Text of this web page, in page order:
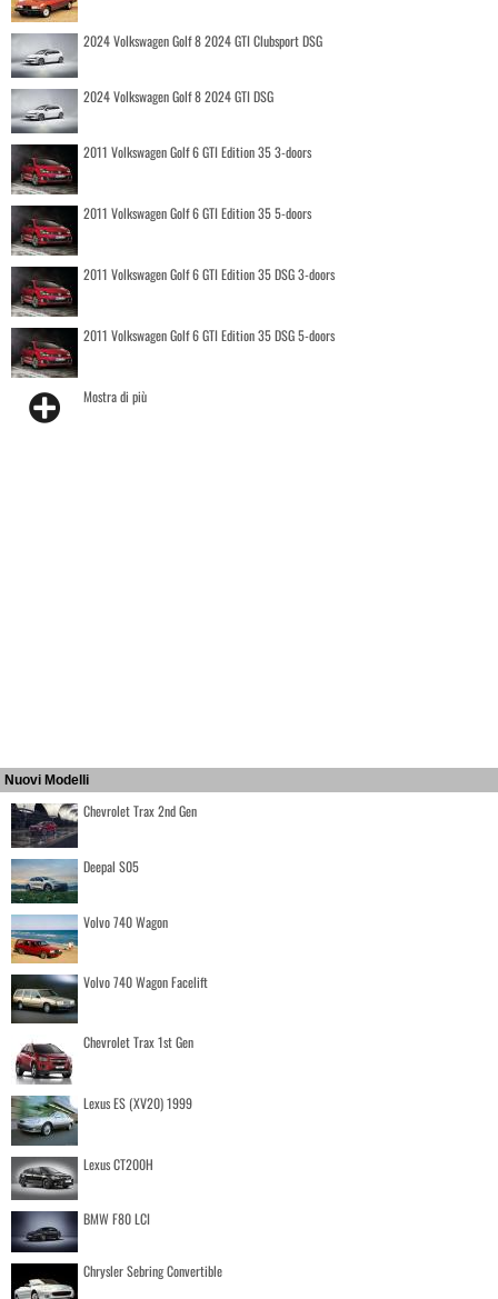
2024 Volkswagen Golf 8 2024 GTI Clubsport DSG
2024 Volkswagen Golf 8 2024 GTI DSG
2011 Volkswagen Golf 6 GTI Edition 35 3-doors
2011 Volkswagen Golf 6 GTI Edition 35 5-doors
2011 Volkswagen Golf 6 GTI Edition 35 DSG 3-doors
2011 Volkswagen Golf 6 GTI Edition 35 DSG 5-doors
Mostra di più
Nuovi Modelli
Chevrolet Trax 2nd Gen
Deepal S05
Volvo 740 Wagon
Volvo 740 Wagon Facelift
Chevrolet Trax 1st Gen
Lexus ES (XV20) 1999
Lexus CT200H
BMW F80 LCI
Chrysler Sebring Convertible